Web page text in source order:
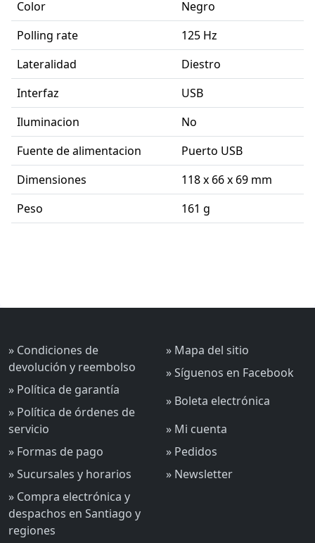
Color
Negro
Polling rate
125 Hz
Lateralidad
Diestro
Interfaz
USB
Iluminacion
No
Fuente de alimentacion
Puerto USB
Dimensiones
118 x 66 x 69 mm
Peso
161 g
» Condiciones de
devolución y reembolso
» Política de garantía
» Política de órdenes de
servicio
» Formas de pago
» Sucursales y horarios
» Compra electrónica y
despachos en Santiago y
regiones
» Mapa del sitio
» Síguenos en Facebook
» Boleta electrónica
» Mi cuenta
» Pedidos
» Newsletter